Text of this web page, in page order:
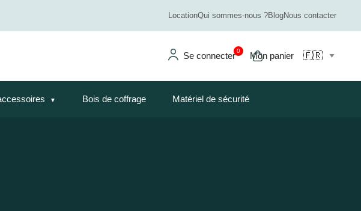
LocationQui sommes-nous ?BlogNous contacter
Se connecter Mon panier
0
Bois de coffrage Matériel de sécurité